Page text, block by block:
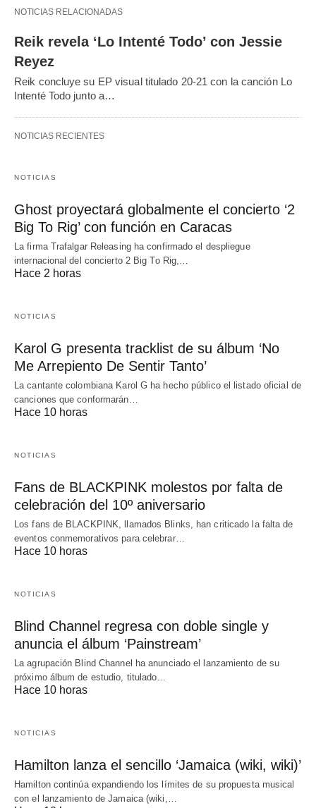
NOTICIAS RELACIONADAS
Reik revela ‘Lo Intenté Todo’ con Jessie
Reyez
Reik concluye su EP visual titulado 20-21 con la canción Lo
Intenté Todo junto a…
NOTICIAS RECIENTES
NOTICIAS
Ghost proyectará globalmente el concierto ‘2
Big To Rig’ con función en Caracas
La firma Trafalgar Releasing ha confirmado el despliegue
internacional del concierto 2 Big To Rig,…
Hace 2 horas
NOTICIAS
Karol G presenta tracklist de su álbum ‘No
Me Arrepiento De Sentir Tanto’
La cantante colombiana Karol G ha hecho público el listado oficial de
canciones que conformarán…
Hace 10 horas
NOTICIAS
Fans de BLACKPINK molestos por falta de
celebración del 10º aniversario
Los fans de BLACKPINK, llamados Blinks, han criticado la falta de
eventos conmemorativos para celebrar…
Hace 10 horas
NOTICIAS
Blind Channel regresa con doble single y
anuncia el álbum ‘Painstream’
La agrupación Blind Channel ha anunciado el lanzamiento de su
próximo álbum de estudio, titulado…
Hace 10 horas
NOTICIAS
Hamilton lanza el sencillo ‘Jamaica (wiki, wiki)’
Hamilton continúa expandiendo los límites de su propuesta musical
con el lanzamiento de Jamaica (wiki,…